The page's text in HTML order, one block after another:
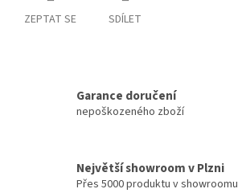
ZEPTAT SE SDÍLET
Garance doručení
nepoškozeného zboží
Největší showroom v Plzni
Přes 5000 produktu v showroomu